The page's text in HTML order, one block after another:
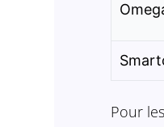
Pour